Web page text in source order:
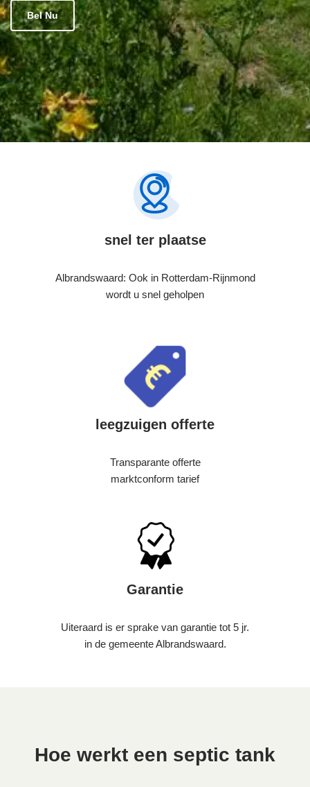
Bel Nu
snel ter plaatse
Albrandswaard: Ook in Rotterdam-Rijnmond
wordt u snel geholpen
leegzuigen offerte
Transparante offerte
marktconform tarief
Garantie
Uiteraard is er sprake van garantie tot 5 jr.
in de gemeente Albrandswaard.
Hoe werkt een septic tank